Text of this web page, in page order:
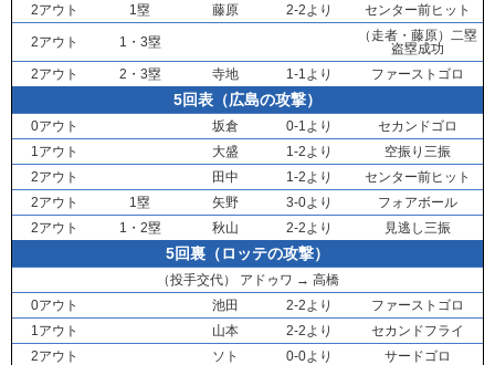
2アウト
1塁 藤原 2-2より センター前ヒット
2アウト 1・3塁 （走者・ 藤原）二塁
盗塁成功
2アウト
2・3塁 寺地 1-1より ファーストゴロ
5回表（広島の攻撃）
0アウト 坂倉 0-1より
セカンドゴロ
1アウト
大盛 1-2より
空振り三振
2アウト
田中 1-2より
センター前ヒット
2アウト
1塁 矢野 3-0より
フォアボール
2アウト
1・2塁 秋山 2-2より 見逃し三振
5回裏（ロッテの攻撃）
（投手交代） アドゥワ → 高橋
0アウト
池田 2-2より
ファーストゴロ
1アウト
山本 2-2より
セカンドフライ
2アウト
ソト 0-0より サードゴロ